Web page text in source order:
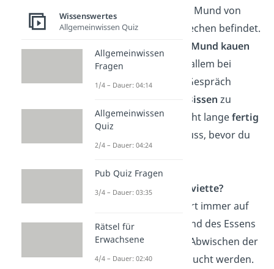
hören, was sich im Mund von
anderen beim Sprechen befindet.
offenem Mund kauen
isttabu
. Es ist vor allem bei
einem intensiven Gespräch
kleinere Bissen zu
nehmen, damit nicht langefertig
werden muss, bevor du
antwortest.
Wohin mit der Serviette?
Die Serviette gehört immer auf
denSchoß
. Während des Essens
sollte sie nur zum Abwischen der
Mundwinkel gebraucht werden.
Wissenswertes
Allgemeinwissen Quiz
Allgemeinwissen
Fragen
1/4 – Dauer: 04:14
Allgemeinwissen
Quiz
2/4 – Dauer: 04:24
Pub Quiz Fragen
3/4 – Dauer: 03:35
Rätsel für
Erwachsene
4/4 – Dauer: 02:40